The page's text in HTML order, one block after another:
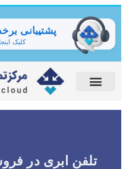
پشتیبانی
کلیک اینجا
تلفن ابری در